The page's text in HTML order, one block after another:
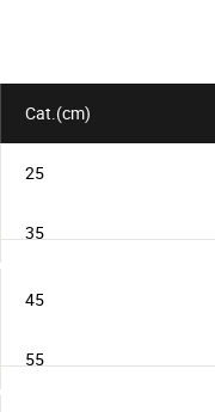
Cat.(cm)
25
35
45
55